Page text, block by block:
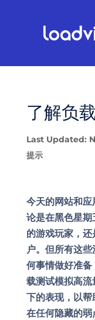
了解负
Last Updated:
提示
今天的网站和
论是在黑色星
的游戏玩家，
户。但所有这
何事情做好准
载测试模拟高
下的表现，以
在任何隐藏的弱